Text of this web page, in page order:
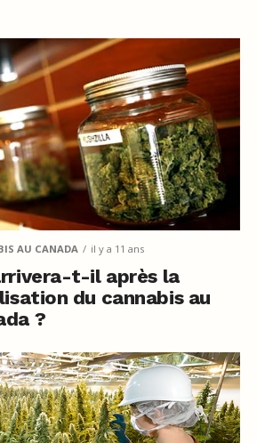
AU CANADA il y a 11 ans
t-il après la
du cannabis au
?